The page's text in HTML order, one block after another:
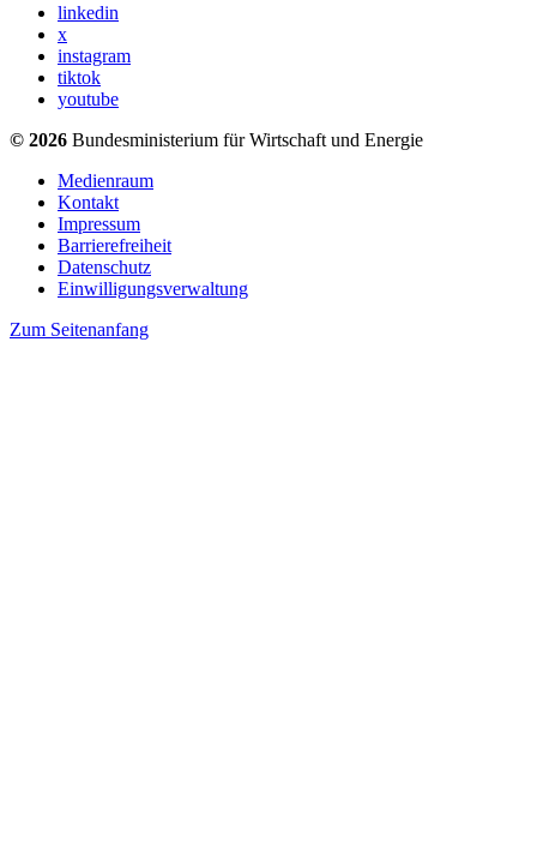
linkedin
x
instagram
tiktok
youtube
© 2026 Bundesministerium für Wirtschaft und Energie
Medienraum
Kontakt
Impressum
Barrierefreiheit
Datenschutz
Einwilligungsverwaltung
Zum Seitenanfang